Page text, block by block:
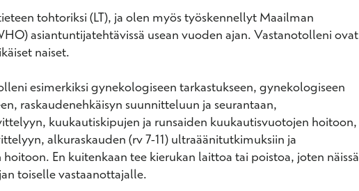
tohtoriksi (LT), ja olen myös työskennellyt Maailman
asiantuntijatehtävissä usean vuoden ajan. Vastanotolleni ovat
naiset.
esimerkiksi gynekologiseen tarkastukseen, gynekologiseen
raskaudenehkäisyn suunnitteluun ja seurantaan,
kuukautiskipujen ja runsaiden kuukautisvuotojen hoitoon,
alkuraskauden (rv 7-11) ultraäänitutkimuksiin ja
En kuitenkaan tee kierukan laittoa tai poistoa, joten näissä
toiselle vastaanottajalle.